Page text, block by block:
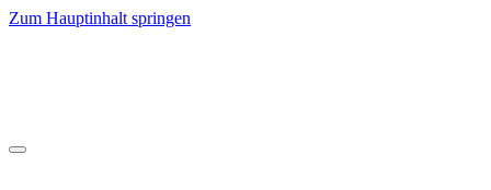
Zum Hauptinhalt springen